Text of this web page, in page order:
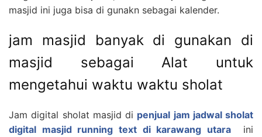
masjid ini juga bisa di gunakn sebagai kalender.
jam masjid banyak di gunakan di
masjid sebagai Alat untuk
mengetahui waktu waktu sholat
Jam digital sholat masjid di penjual jam jadwal sholat
digital masjid running text di karawang utara
ini